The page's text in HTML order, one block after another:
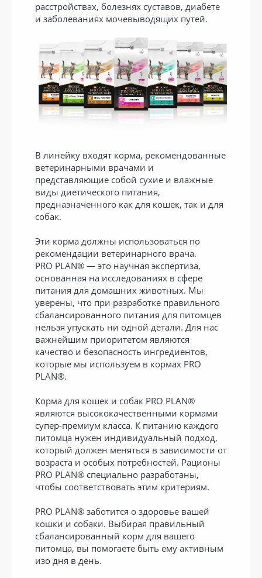
расстройствах, болезнях суставов, диабете
и заболеваниях мочевыводящих путей.
В линейку входят корма, рекомендованные
ветеринарными врачами и
представляющие собой сухие и влажные
виды диетического питания,
предназначенного как для кошек, так и для
собак.
Эти корма должны использоваться по
рекомендации ветеринарного врача.
PRO PLAN® — это научная экспертиза,
основанная на исследованиях в сфере
питания для домашних животных. Мы
уверены, что при разработке правильного
сбалансированного питания для питомцев
нельзя упускать ни одной детали. Для нас
важнейшим приоритетом являются
качество и безопасность ингредиентов,
которые мы используем в кормах PRO
PLAN®.
Корма для кошек и собак PRO PLAN®
являются высококачественными кормами
супер-премиум класса. К питанию каждого
питомца нужен индивидуальный подход,
который должен меняться в зависимости от
возраста и особых потребностей. Рационы
PRO PLAN® специально разработаны,
чтобы соответствовать этим критериям.
PRO PLAN® заботится о здоровье вашей
кошки и собаки. Выбирая правильный
сбалансированный корм для вашего
питомца, вы помогаете быть ему активным
изо дня в день.